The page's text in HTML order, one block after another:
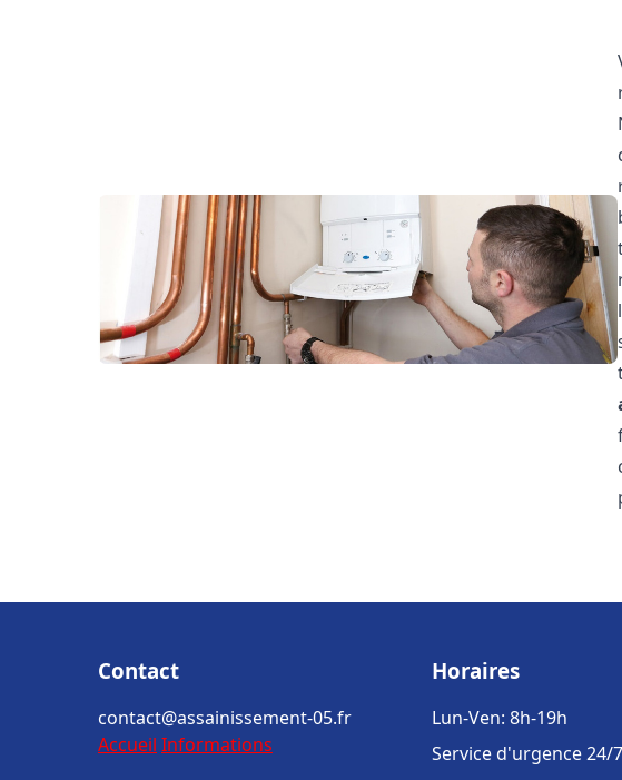
Contact
contact@assainissement-05.fr
Accueil Informations
Horaires
Lun-Ven: 8h-19h
Service d'urgence 24/7